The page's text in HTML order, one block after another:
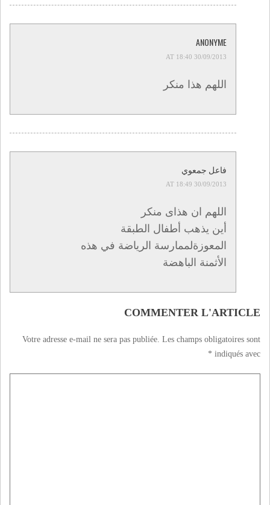
ANONYME
30/09/2013 AT 18:40
اللهم هذا منكر
فاعل جمعوي
30/09/2013 AT 18:49
اللهم ان هذاى منكر
أين يذهب أطفال الطبقة
المعوزةلممارسة الرياضة في هذه
الأثمنة الباهضة
COMMENTER L'ARTICLE
Votre adresse e-mail ne sera pas publiée. Les champs obligatoires sont
indiqués avec
*